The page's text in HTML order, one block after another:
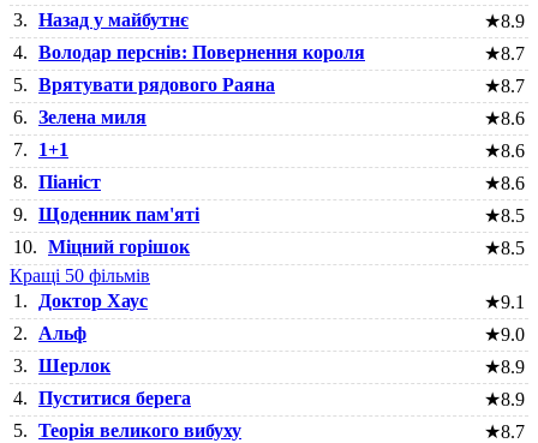
3. Назад у майбутнє ★8.9
4. Володар перснів: Повернення короля ★8.7
5. Врятувати рядового Раяна ★8.7
6. Зелена миля ★8.6
7.
1+1 ★8.6
8. Піаніст ★8.6
9. Щоденник пам'яті ★8.5
10. Міцний горішок ★8.5
Кращі 50 фільмів
1.
Доктор Хаус ★9.1
2.
Альф ★9.0
3. Шерлок ★8.9
4. Пуститися берега ★8.9
5. Теорія великого вибуху ★8.7